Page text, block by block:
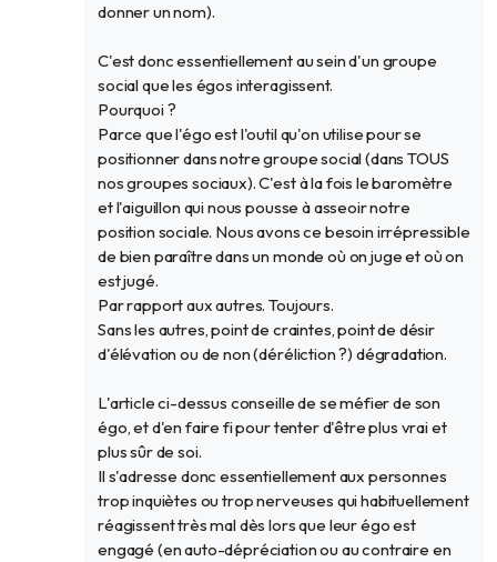
donner un nom).
C'est donc essentiellement au sein d'un groupe
social que les égos interagissent.
Pourquoi ?
Parce que l'égo est l'outil qu'on utilise pour se
positionner dans notre groupe social (dans TOUS
nos groupes sociaux). C'est à la fois le baromètre
et l'aiguillon qui nous pousse à asseoir notre
position sociale. Nous avons ce besoin irrépressible
de bien paraître dans un monde où on juge et où on
est jugé.
Par rapport aux autres. Toujours.
Sans les autres, point de craintes, point de désir
d'élévation ou de non (déréliction ?) dégradation.
L'article ci-dessus conseille de se méfier de son
égo, et d'en faire fi pour tenter d'être plus vrai et
plus sûr de soi.
Il s'adresse donc essentiellement aux personnes
trop inquiètes ou trop nerveuses qui habituellement
réagissent très mal dès lors que leur égo est
engagé (en auto-dépréciation ou au contraire en